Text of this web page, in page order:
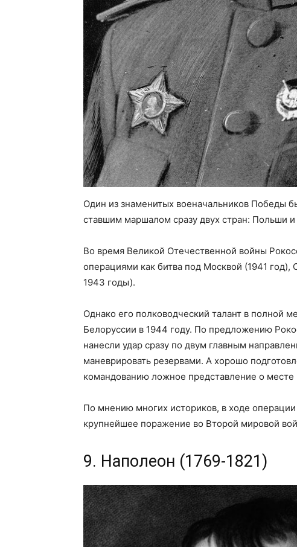
Один из знаменитых военачальников Победы
ставшим маршалом сразу двух стран: Польши
Во время Великой Отечественной войны
операциями как битва под Москвой (1941 год),
1943 годы).
Однако его полководческий талант в полной
Белоруссии в 1944 году. По предложению
нанесли удар сразу по двум главным
маневрировать резервами. А хорошо
командованию ложное представление о месте
По мнению многих историков, в ходе
крупнейшее поражение во Второй мировой
9. Наполеон (1769-1821)